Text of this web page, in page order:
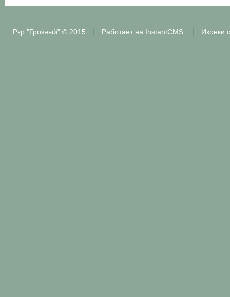
Ркр "Грозный"© 2015 Работает на InstantCMS Иконки